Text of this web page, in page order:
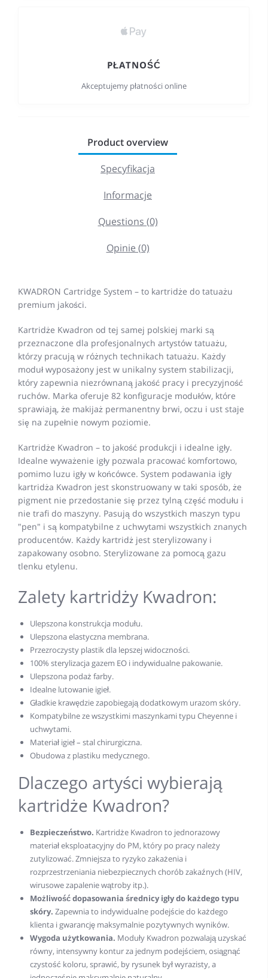
PŁATNOŚĆ
Akceptujemy płatności online
Product overview
Specyfikacja
Informacje
Questions (0)
Opinie (0)
KWADRON Cartridge System – to kartridże do tatuażu
premium jakości.
Kartridże Kwadron od tej samej polskiej marki są
przeznaczone dla profesjonalnych artystów tatuażu,
którzy pracują w różnych technikach tatuażu. Każdy
moduł wyposażony jest w unikalny system stabilizacji,
który zapewnia niezrównaną jakość pracy i precyzyjność
ruchów. Marka oferuje 82 konfiguracje modułów, które
sprawiają, że makijaż permanentny brwi, oczu i ust staje
się na zupełnie nowym poziomie.
Kartridże Kwadron – to jakość produkcji i idealne igły.
Idealne wyważenie igły pozwala pracować komfortowo,
pomimo luzu igły w końcówce. System podawania igły
kartridża Kwadron jest skonstruowany w taki sposób, że
pigment nie przedostanie się przez tylną część modułu i
nie trafi do maszyny. Pasują do wszystkich maszyn typu
"pen" i są kompatybilne z uchwytami wszystkich znanych
producentów. Każdy kartridż jest sterylizowany i
zapakowany osobno. Sterylizowane za pomocą gazu
tlenku etylenu.
Zalety kartridży Kwadron:
Ulepszona konstrukcja modułu.
Ulepszona elastyczna membrana.
Przezroczysty plastik dla lepszej widoczności.
100% sterylizacja gazem EO i indywidualne pakowanie.
Ulepszona podaż farby.
Idealne lutowanie igieł.
Gładkie krawędzie zapobiegają dodatkowym urazom skóry.
Kompatybilne ze wszystkimi maszynkami typu Cheyenne i
uchwytami.
Materiał igieł – stal chirurgiczna.
Obudowa z plastiku medycznego.
Dlaczego artyści wybierają
kartridże Kwadron?
Bezpieczeństwo. Kartridże Kwadron to jednorazowy
materiał eksploatacyjny do PM, który po pracy należy
zutylizować. Zmniejsza to ryzyko zakażenia i
rozprzestrzeniania niebezpiecznych chorób zakaźnych (HIV,
wirusowe zapalenie wątroby itp.).
Możliwość dopasowania średnicy igły do każdego typu
skóry. Zapewnia to indywidualne podejście do każdego
klienta i gwarancję maksymalnie pozytywnych wyników.
Wygoda użytkowania. Moduły Kwadron pozwalają uzyskać
równy, intensywny kontur za jednym podejściem, osiągnąć
czystość koloru, sprawić, by rysunek był wyrazisty, a